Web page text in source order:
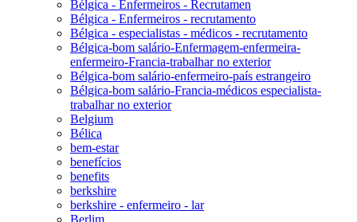
Bélgica - Enfermeiros - Recrutamen
Bélgica - Enfermeiros - recrutamento
Bélgica - especialistas - médicos - recrutamento
Bélgica-bom salário-Enfermagem-enfermeira-
enfermeiro-Francia-trabalhar no exterior
Bélgica-bom salário-enfermeiro-país estrangeiro
Bélgica-bom salário-Francia-médicos especialista-
trabalhar no exterior
Belgium
Bélica
bem-estar
benefícios
benefits
berkshire
berkshire - enfermeiro - lar
Berlim